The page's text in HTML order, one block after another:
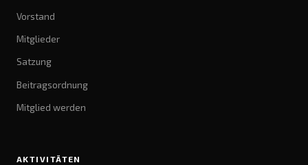
Vorstand
Mitglieder
Satzung
Beitragsordnung
Mitglied werden
AKTIVITÄTEN